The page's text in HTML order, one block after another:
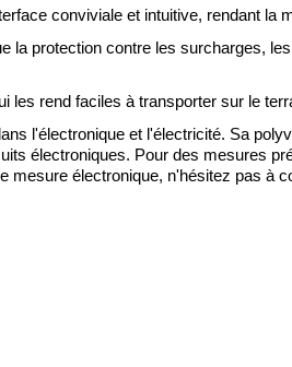
conviviale et intuitive, rendant la
la protection contre les surcharges,
rend faciles à transporter sur le
l'électronique et l'électricité. Sa
électroniques. Pour des mesures
électronique, n'hésitez pas à